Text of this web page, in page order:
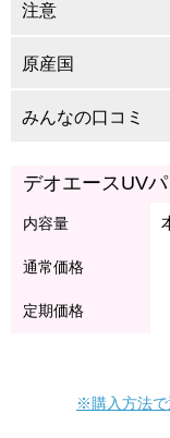
注意
原産国
みんなの口コミ
デオエースUV
内容量
通常価格
定期価格
※購入方法で